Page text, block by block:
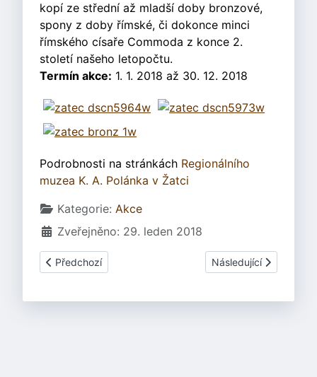
kopí ze střední až mladší doby bronzové,
spony z doby římské, či dokonce minci
římského císaře Commoda z konce 2.
století našeho letopočtu.
Termín akce: 1. 1. 2018 až 30. 12. 2018
Podrobnosti na stránkách Regionálního
muzea K. A. Polánka v Žatci
Základní údaje
Kategorie: Akce
Zveřejněno: 29. leden 2018
Předchozí článek: Festival Lughnasad na Veveří 4. srpna
Předchozí Další článek: Barbaři
Následující